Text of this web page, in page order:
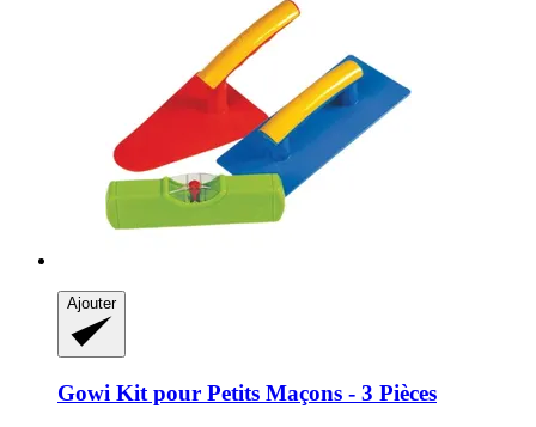
Ajouter
Gowi Kit pour Petits Maçons -​ 3 Pièces